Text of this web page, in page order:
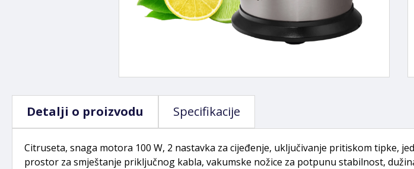
Detalji o proizvodu Specifikacije
Citruseta, snaga motora 100 W, 2 nastavka za cijeđenje, uključivanje pritiskom tipke,
prostor za smještanje priključnog kabla, vakumske nožice za potpunu stabilnost,